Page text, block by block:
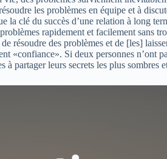
les problèmes en équipe et à
clé du succès d’une relation à long
rapidement et facilement sans
résoudre des problèmes et de [les]
«confiance». Si deux personnes n’ont
partager leurs secrets les plus